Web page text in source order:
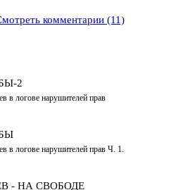
комментарии (11)
2
в логове нарушителей прав
в логове нарушителей прав Ч. 1.
- НА СВОБОДЕ